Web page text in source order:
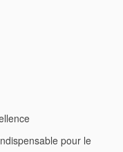
pour le